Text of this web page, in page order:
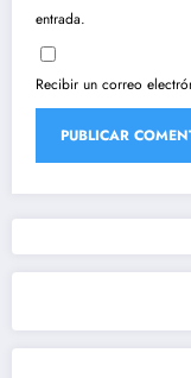
entrada.
Recibir un correo